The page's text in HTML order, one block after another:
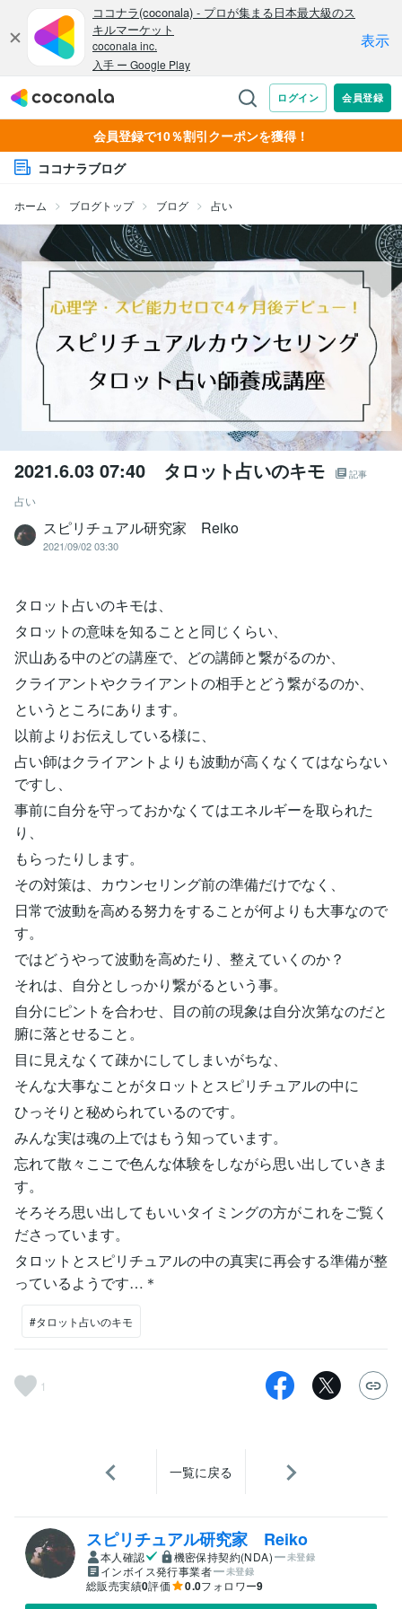
会員登録で10％割引クーポンを獲得！
ココナラブログ
ホーム ブログトップ ブログ 占い
2021.6.03 07:40 タロット占いのキモ 記事
占い
スピリチュアル研究家 Reiko
2021/09/02 03:30
タロット占いのキモは、
タロットの意味を知ることと同じくらい、
沢山ある中のどの講座で、どの講師と繋がるのか、
クライアントやクライアントの相手とどう繋がるのか、
というところにあります。
以前よりお伝えしている様に、
占い師はクライアントよりも波動が高くなくてはならない
ですし、
事前に自分を守っておかなくてはエネルギーを取られた
り、
もらったりします。
その対策は、カウンセリング前の準備だけでなく、
日常で波動を高める努力をすることが何よりも大事なので
す。
ではどうやって波動を高めたり、整えていくのか？
それは、自分としっかり繋がるという事。
自分にピントを合わせ、目の前の現象は自分次第なのだと
腑に落とせること。
目に見えなくて疎かにしてしまいがちな、
そんな大事なことがタロットとスピリチュアルの中に
ひっそりと秘められているのです。
みんな実は魂の上ではもう知っています。
忘れて散々ここで色んな体験をしながら思い出していきま
す。
そろそろ思い出してもいいタイミングの方がこれをご覧く
ださっています。
タロットとスピリチュアルの中の真実に再会する準備が整
っているようです…＊
#タロット占いのキモ
1
一覧に戻る
スピリチュアル研究家 Reiko
本人確認 機密保持契約(NDA) 未登録
インボイス発行事業者 未登録
総販売実績0評価 0.0フォロワー9